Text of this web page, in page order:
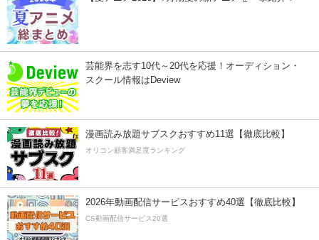
芸能界を志す10代～20代を応援！オーディション・
スクール情報はDeview
漫画読み放題サブスクおすすめ11選【徹底比較】
オリコン顧客満足度ランキング
2026年動画配信サービスおすすめ40選【徹底比較】
CS動画配信サービス20選